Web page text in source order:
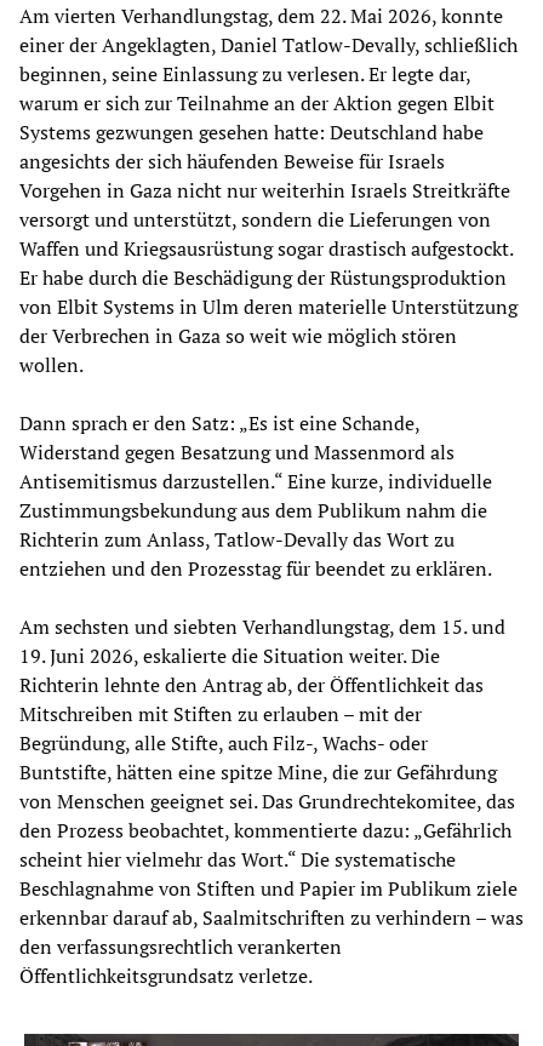
Am vierten Verhandlungstag, dem 22. Mai 2026, konnte
einer der Angeklagten, Daniel Tatlow-Devally, schließlich
beginnen, seine Einlassung zu verlesen. Er legte dar,
warum er sich zur Teilnahme an der Aktion gegen Elbit
Systems gezwungen gesehen hatte: Deutschland habe
angesichts der sich häufenden Beweise für Israels
Vorgehen in Gaza nicht nur weiterhin Israels Streitkräfte
versorgt und unterstützt, sondern die Lieferungen von
Waffen und Kriegsausrüstung sogar drastisch aufgestockt.
Er habe durch die Beschädigung der Rüstungsproduktion
von Elbit Systems in Ulm deren materielle Unterstützung
der Verbrechen in Gaza so weit wie möglich stören
wollen.
Dann sprach er den Satz: „Es ist eine Schande,
Widerstand gegen Besatzung und Massenmord als
Antisemitismus darzustellen.“ Eine kurze, individuelle
Zustimmungsbekundung aus dem Publikum nahm die
Richterin zum Anlass, Tatlow-Devally das Wort zu
entziehen und den Prozesstag für beendet zu erklären.
Am sechsten und siebten Verhandlungstag, dem 15. und
19. Juni 2026, eskalierte die Situation weiter. Die
Richterin lehnte den Antrag ab, der Öffentlichkeit das
Mitschreiben mit Stiften zu erlauben – mit der
Begründung, alle Stifte, auch Filz-, Wachs- oder
Buntstifte, hätten eine spitze Mine, die zur Gefährdung
von Menschen geeignet sei. Das Grundrechtekomitee, das
den Prozess beobachtet, kommentierte dazu: „Gefährlich
scheint hier vielmehr das Wort.“ Die systematische
Beschlagnahme von Stiften und Papier im Publikum ziele
erkennbar darauf ab, Saalmitschriften zu verhindern – was
den verfassungsrechtlich verankerten
Öffentlichkeitsgrundsatz verletze.